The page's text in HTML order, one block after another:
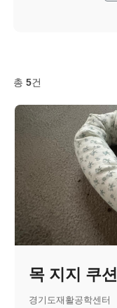
총5건
목 지지 쿠션
경기도재활공학센터